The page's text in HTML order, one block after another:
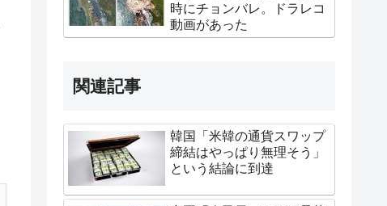
時にチョンバレ。ドラレコ
動画があった
関連記事
韓国「米韓の通貨スワップ
締結はやっぱり無理そう」
という結論に到達